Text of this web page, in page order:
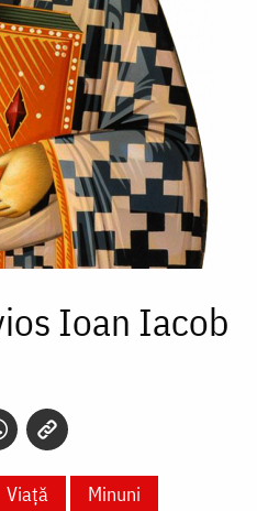
Ioan Iacob
Viață
Minuni